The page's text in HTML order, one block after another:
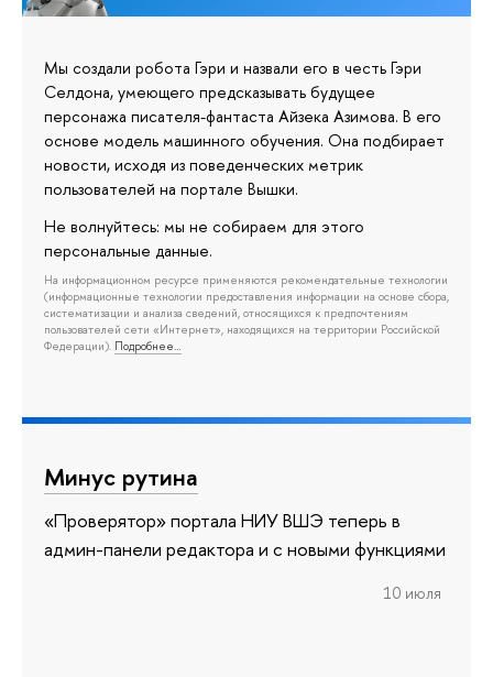
Мы создали робота Гэри и назвали его в честь Гэри
Селдона, умеющего предсказывать будущее
персонажа писателя-фантаста Айзека Азимова. В его
основе модель машинного обучения. Она подбирает
новости, исходя из поведенческих метрик
пользователей на портале Вышки.
Не волнуйтесь: мы не собираем для этого
персональные данные.
На информационном ресурсе применяются рекомендательные технологии
(информационные технологии предоставления информации на основе сбора,
систематизации и анализа сведений, относящихся к предпочтениям
пользователей сети «Интернет», находящихся на территории Российской
Федерации). Подробнее…
Минус рутина
«Проверятор» портала НИУ ВШЭ теперь в
админ-панели редактора и с новыми функциями
10 июля